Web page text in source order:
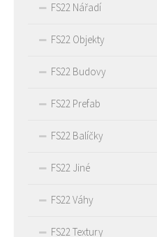
FS22 Nářadí
FS22 Objekty
FS22 Budovy
FS22 Prefab
FS22 Balíčky
FS22 Jiné
FS22 Váhy
FS22 Textury